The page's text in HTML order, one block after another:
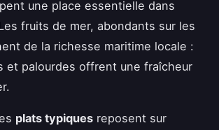
une place essentielle dans
fruits de mer, abondants sur les
de la richesse maritime locale :
et palourdes offrent une fraîcheur
plats typiques reposent sur